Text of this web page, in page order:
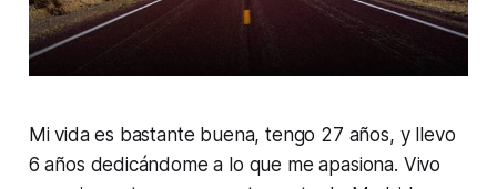
Mi vida es bastante buena, tengo 27 años, y llevo
6 años dedicándome a lo que me apasiona. Vivo